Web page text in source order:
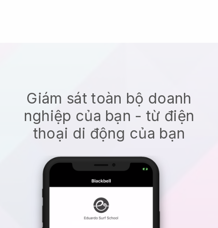
Giám sát toàn bộ doanh
nghiệp của bạn - từ điện
thoại di động của bạn